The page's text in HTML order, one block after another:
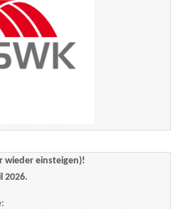
wieder einsteigen)!
2026.